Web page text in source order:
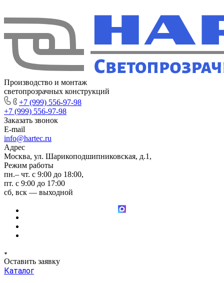
Производство и монтаж
светопрозрачных конструкций
+7 (999) 556-97-98
+7 (999) 556-97-98
Заказать звонок
E-mail
info@hartec.ru
Адрес
Москва, ул. Шарикоподшипниковская, д.1,
Режим работы
пн.– чт. с 9:00 до 18:00,
пт. с 9:00 до 17:00
сб, вск — выходной
Оставить заявку
Каталог